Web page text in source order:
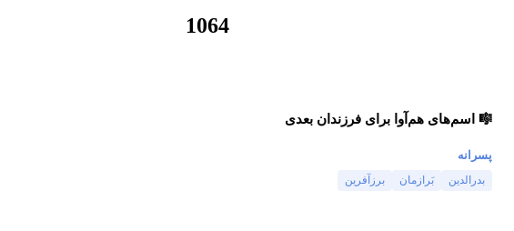
1064
🎼 اسم‌های هم‌آوا برای فرزندان بعدی
پسرانه
بدرالدین بَرازمان برزآفرین